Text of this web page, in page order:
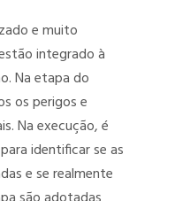
e muito
integrado à
Na etapa do
os perigos e
Na execução, é
identificar se as
e se realmente